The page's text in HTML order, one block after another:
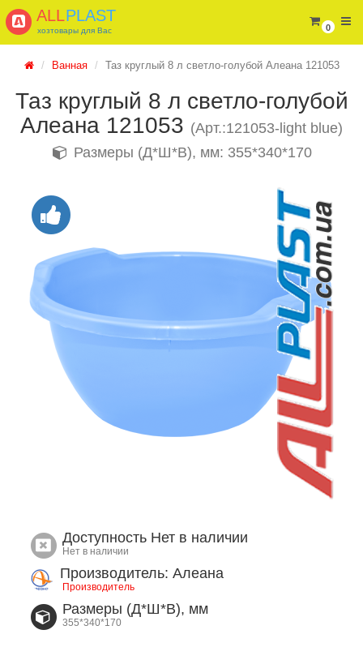
0
ALLPLAST
хозтовары для Вас
Ванная Таз круглый 8 л светло-голубой Алеана 121053
Таз круглый 8 л светло-голубой
Алеана 121053 (Арт.:121053-light blue)
Размеры (Д*Ш*В), мм: 355*340*170
Доступность Нет в наличии
Нет в наличии
Производитель: Алеана
Производитель
Размеры (Д*Ш*В), мм
355*340*170